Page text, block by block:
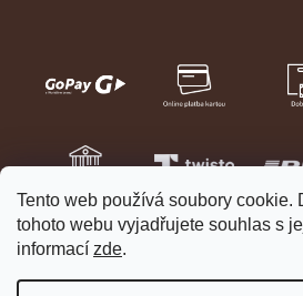
Tento web používá soubory cookie.
tohoto webu vyjadřujete souhlas s
informací zde.